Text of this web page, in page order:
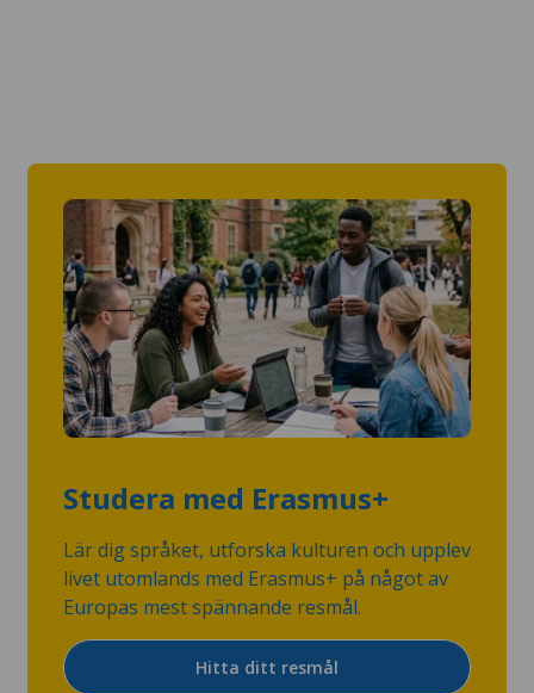
Studera med Erasmus+
Lär dig språket, utforska kulturen och upplev
livet utomlands med Erasmus+ på något av
Europas mest spännande resmål.
Hitta ditt resmål